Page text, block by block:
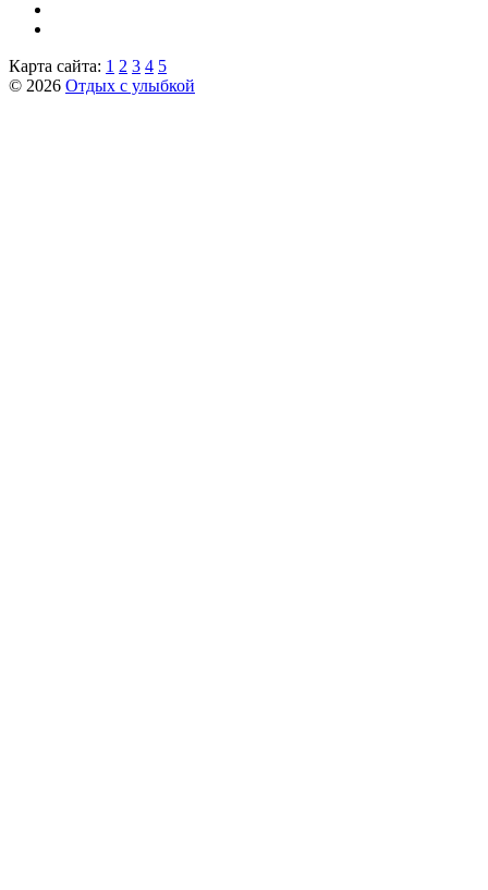
Карта сайта: 1 2 3 4 5
© 2026 Отдых с улыбкой